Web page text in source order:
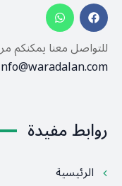
للتواصل معنا يمكنكم
روابط مفيدة
الرئيسية